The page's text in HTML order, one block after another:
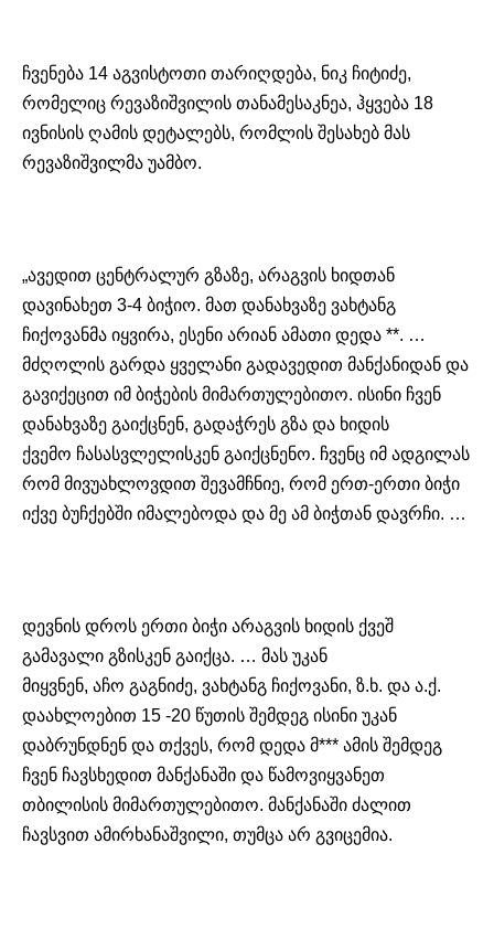
ჩვენება 14 აგვისტოთი თარიღდება, ნიკ ჩიტიძე,
რომელიც რევაზიშვილის თანამესაკნეა, ჰყვება 18
ივნისის ღამის დეტალებს, რომლის შესახებ მას
რევაზიშვილმა უამბო.
„ავედით ცენტრალურ გზაზე, არაგვის ხიდთან
დავინახეთ 3-4 ბიჭიო. მათ დანახვაზე ვახტანგ
ჩიქოვანმა იყვირა, ესენი არიან ამათი დედა **. …
მძღოლის გარდა ყველანი გადავედით მანქანიდან და
გავიქეცით იმ ბიჭების მიმართულებითო. ისინი ჩვენ
დანახვაზე გაიქცნენ, გადაჭრეს გზა და ხიდის
ქვემო ჩასასვლელისკენ გაიქცნენო. ჩვენც იმ ადგილას
რომ მივუახლოვდით შევამჩნიე, რომ ერთ-ერთი ბიჭი
იქვე ბუჩქებში იმალებოდა და მე ამ ბიჭთან დავრჩი. …
დევნის დროს ერთი ბიჭი არაგვის ხიდის ქვეშ
გამავალი გზისკენ გაიქცა. … მას უკან
მიყვნენ, აჩო გაგნიძე, ვახტანგ ჩიქოვანი, ზ.ხ. და ა.ქ.
დაახლოებით 15 -20 წუთის შემდეგ ისინი უკან
დაბრუნდნენ და თქვეს, რომ დედა მ*** ამის შემდეგ
ჩვენ ჩავსხედით მანქანაში და წამოვიყვანეთ
თბილისის მიმართულებითო. მანქანაში ძალით
ჩავსვით ამირხანაშვილი, თუმცა არ გვიცემია.